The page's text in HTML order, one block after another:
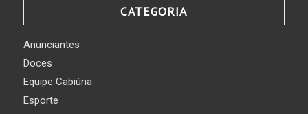
CATEGORIA
Anunciantes
Doces
Equipe Cabiúna
Esporte